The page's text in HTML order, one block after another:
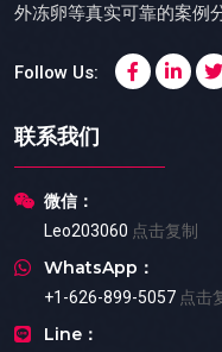
外冻卵等真实可靠的案例
Follow Us:
联系我们
微信：
Leo203060 点击复制
WhatsApp：
+1-626-899-5057 点击
Line：